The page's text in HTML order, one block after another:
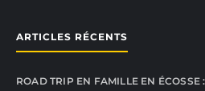
ARTICLES RÉCENTS
ROAD TRIP EN FAMILLE EN ÉCOSSE